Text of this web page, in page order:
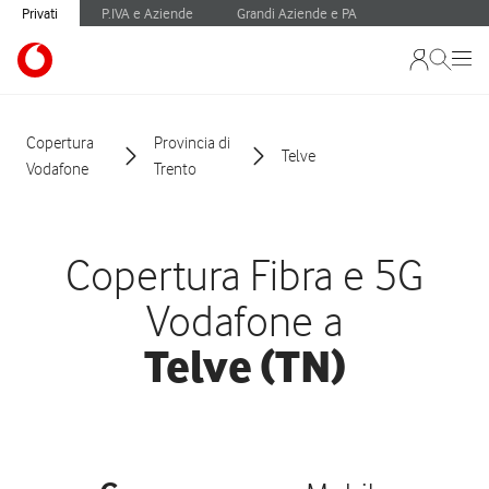
Privati P.IVA e Aziende Grandi Aziende e PA
Copertura
Vodafone
Provincia di
Trento
Telve
Copertura Fibra e 5G
Vodafone a
Telve (TN)